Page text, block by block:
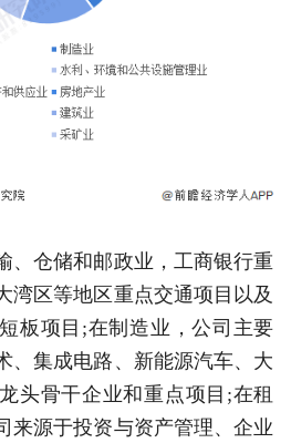
、仓储和邮政业，工商银行重
湾区等地区重点交通项目以及
板项目;在制造业，公司主要
、集成电路、新能源汽车、大
头骨干企业和重点项目;在租
来源于投资与资产管理、企业